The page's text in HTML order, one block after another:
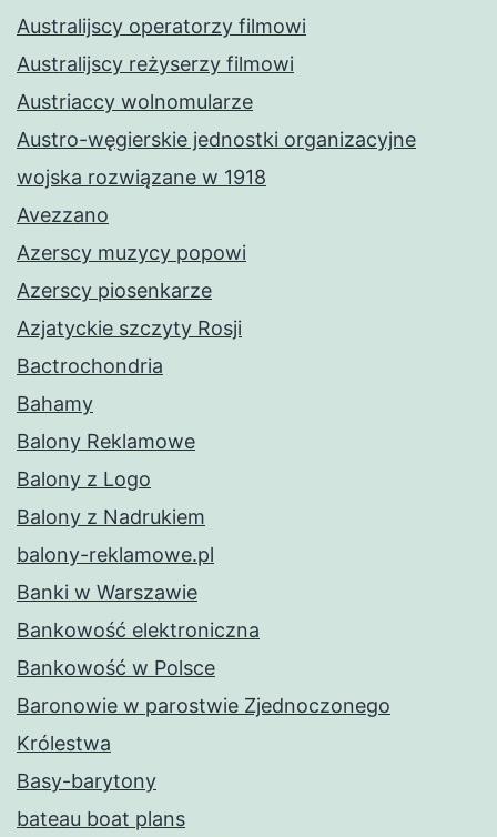
Australijscy operatorzy filmowi
Australijscy reżyserzy filmowi
Austriaccy wolnomularze
Austro-węgierskie jednostki organizacyjne
wojska rozwiązane w 1918
Avezzano
Azerscy muzycy popowi
Azerscy piosenkarze
Azjatyckie szczyty Rosji
Bactrochondria
Bahamy
Balony Reklamowe
Balony z Logo
Balony z Nadrukiem
balony-reklamowe.pl
Banki w Warszawie
Bankowość elektroniczna
Bankowość w Polsce
Baronowie w parostwie Zjednoczonego
Królestwa
Basy-barytony
bateau boat plans